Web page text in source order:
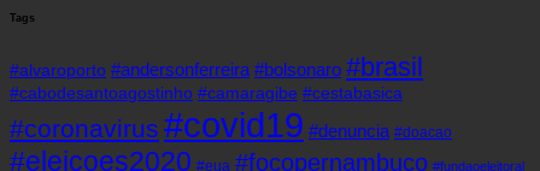
Tags
#alvaroporto #andersonferreira #bolsonaro #brasil
#cabodesantoagostinho #camaragibe #cestabasica
#coronavirus #covid19 #denuncia #doacao
#eleicoes2020 #eua #focopernambuco #fundaoeleitoral